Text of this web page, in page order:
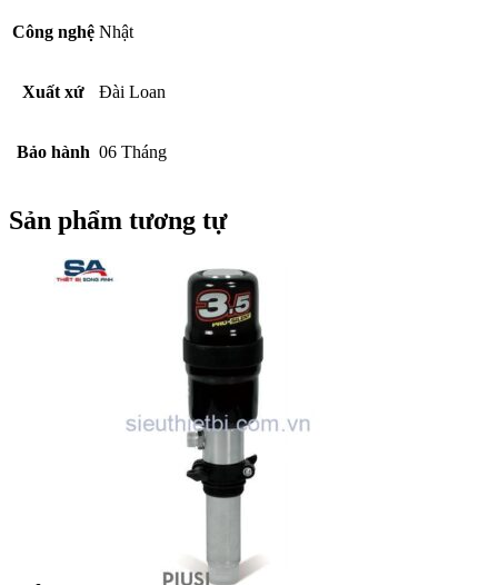
Công nghệ Nhật
Xuất xứ Đài Loan
Bảo hành 06 Tháng
Sản phẩm tương tự